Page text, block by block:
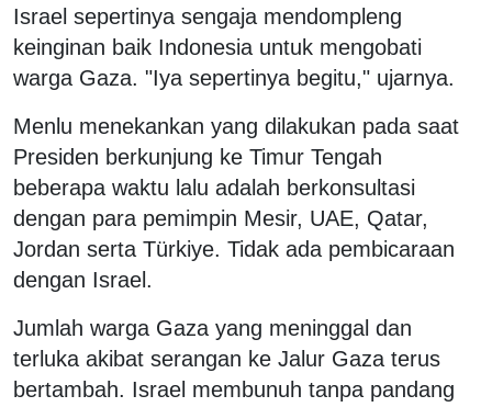
Israel sepertinya sengaja mendompleng
keinginan baik Indonesia untuk mengobati
warga Gaza. "Iya sepertinya begitu," ujarnya.
Menlu menekankan yang dilakukan pada saat
Presiden berkunjung ke Timur Tengah
beberapa waktu lalu adalah berkonsultasi
dengan para pemimpin Mesir, UAE, Qatar,
Jordan serta Türkiye. Tidak ada pembicaraan
dengan Israel.
Jumlah warga Gaza yang meninggal dan
terluka akibat serangan ke Jalur Gaza terus
bertambah. Israel membunuh tanpa pandang